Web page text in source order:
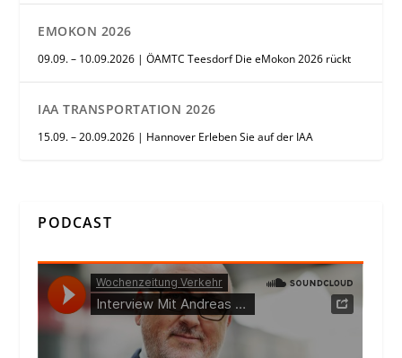
EMOKON 2026
09.09. – 10.09.2026 | ÖAMTC Teesdorf Die eMokon 2026 rückt
IAA TRANSPORTATION 2026
15.09. – 20.09.2026 | Hannover Erleben Sie auf der IAA
PODCAST